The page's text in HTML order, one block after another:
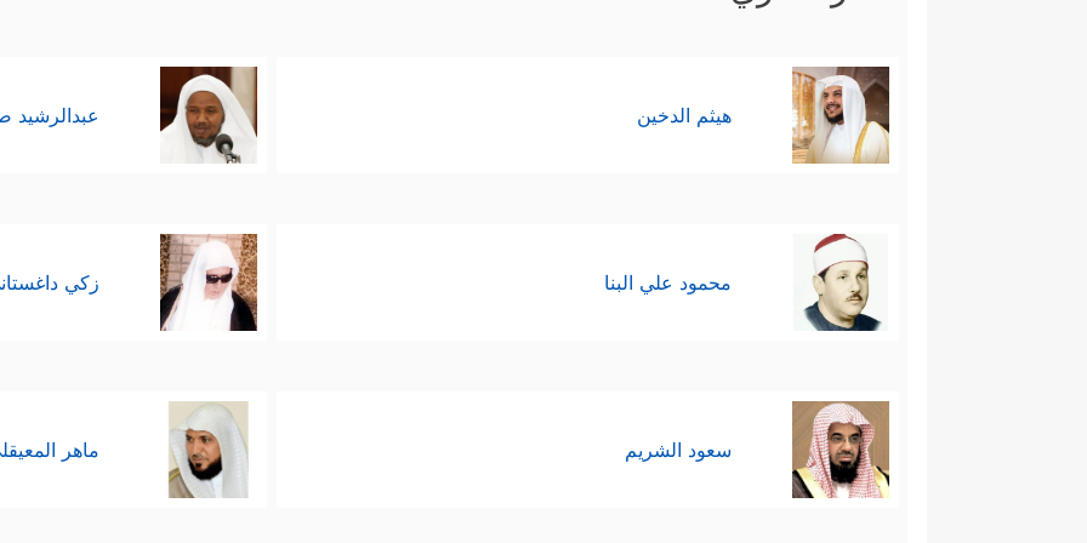
إنما كان من أوسط قومه وخيارهم.
قياداتها إلى آليّة التصويت والانتخاب دون اشتراط المؤهلات المعرفيَّة والعلميَّة في
علم، وتحجيم دور العلم لصالح حرية الاختيار المجردة أضرّ كثيرًا بالتجارب الإصلاحيَّة
خامسًا: التوازن الديني الدنيوي ﴿إِنَّ ٱللَّهَ یُبَشِّرُكِ بِكَلِمَةࣲ مِّنۡهُ ٱسۡمُهُ ٱلۡمَسِیحُ عِیسَى ٱبۡنُ مَرۡیَمَ وَجِیهࣰا فِی
إنما تكون بالعمل الناجح والمثمر والمراعاة الدقيقة لشروط الحياة السليمة
هيثم الدخين عبدالرشيد
محمود علي البنا زكي
سعود الشريم ماهر